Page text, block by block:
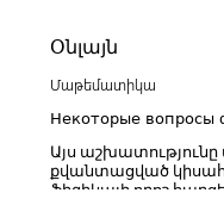
Օնլայն
Մաթեմատիկա
Некоторые вопросы
статистически
Այս աշխատությունը
քվանտացված
ֆիզիկայի որոշ